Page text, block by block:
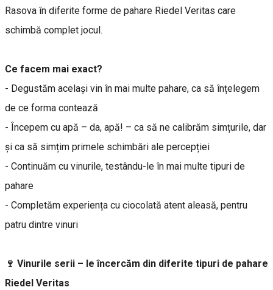
Rasova în diferite forme de pahare Riedel Veritas care
schimbă complet jocul.
Ce facem mai exact?
- Degustăm același vin în mai multe pahare, ca să înțelegem
de ce forma contează
- Începem cu apă – da, apă! – ca să ne calibrăm simțurile, dar
și ca să simțim primele schimbări ale percepției
- Continuăm cu vinurile, testându-le în mai multe tipuri de
pahare
- Completăm experiența cu ciocolată atent aleasă, pentru
patru dintre vinuri
🍷 Vinurile serii – le încercăm din diferite tipuri de pahare
Riedel Veritas